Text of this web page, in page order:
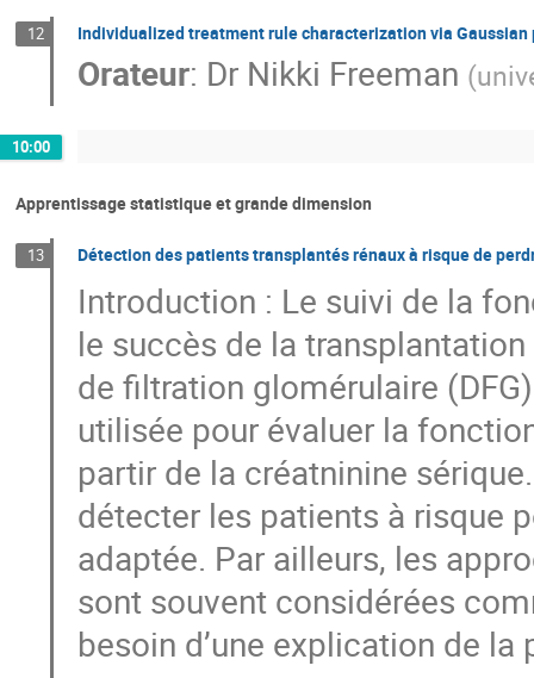
12 Individualized treatment rule characterization via Gaussian
Orateur: Dr Nikki Freeman (
10:00
Apprentissage statistique et grande dimension
13 Détection des patients transplantés rénaux à risque de
Introduction : Le suivi de la
le succès de la
de filtration glomérulaire
utilisée pour évaluer la
partir de la créatninine
détecter les patients à risque
adaptée. Par ailleurs, les
sont souvent considérées
besoin d’une explication de la